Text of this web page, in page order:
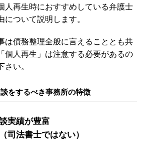
人再生時におすすめしている弁護士
について説明します。
は債務整理全般に言えることとも共
個人再生」は注意する必要があるの
さい。
をするべき事務所の特徴
実績が豊富
司法書士ではない）